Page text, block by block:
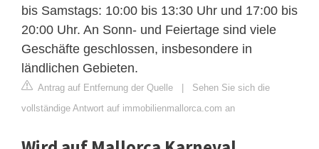
bis Samstags: 10:00 bis 13:30 Uhr und 17:00 bis
20:00 Uhr. An Sonn- und Feiertage sind viele
Geschäfte geschlossen, insbesondere in
ländlichen Gebieten.
Antrag auf Entfernung der Quelle | Sehen Sie sich die
vollständige Antwort auf immobilienmallorca.com an